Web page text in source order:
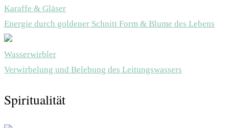
Karaffe & Gläser
Energie durch goldener Schnitt Form & Blume des Lebens
Wasserwirbler
Verwirbelung und Belebung des Leitungswassers
Spiritualität